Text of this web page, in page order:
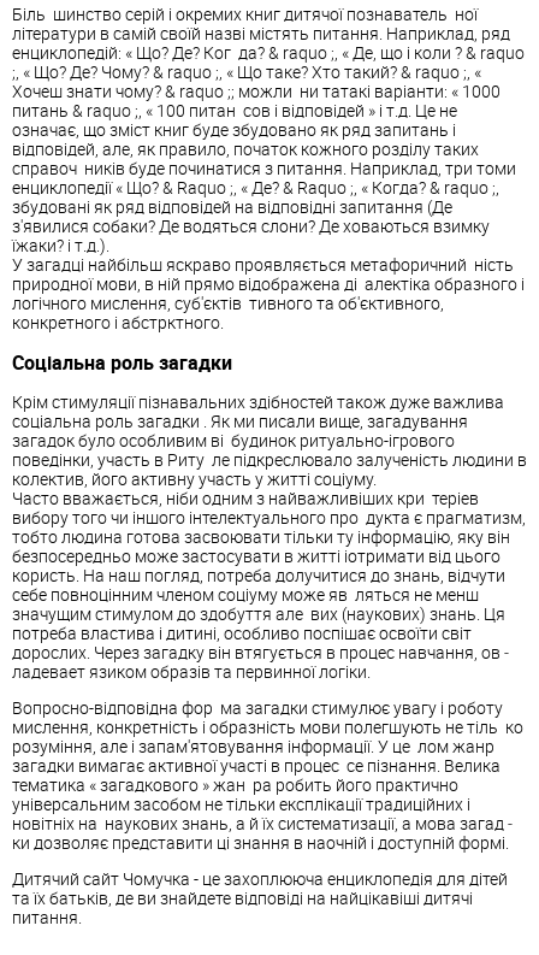
Біль ­ шинство серій і окремих книг дитячої познаватель ­ ної
літератури в самій своїй назві містять питання. Наприклад, ряд
енциклопедій: « Що? Де? Ког ­ да? & raquo ;, « Де, що і коли ? & raquo
;, « Що? Де? Чому? & raquo ;, « Що таке? Хто такий? & raquo ;, «
Хочеш знати чому? & raquo ;; можли ­ ни татакі варіанти: « 1000
питань & raquo ;, « 100 питан ­ сов і відповідей » і т.д. Це не
означає, що зміст книг буде збудовано як ряд запитань і
відповідей, але, як правило, початок кожного розділу таких
справоч ­ ників буде починатися з питання. Наприклад, три томи
енциклопедії « Що? & Raquo ;, « Де? & Raquo ;, « Когда? & raquo ;,
збудовані як ряд відповідей на відповідні запитання (Де
з'явилися собаки? Де водяться слони? Де ховаються взимку
їжаки? і т.д.).
У загадці найбільш яскраво проявляється метафоричний ­ ність
природної мови, в ній прямо відображена ді ­ алектіка образного і
логічного мислення, суб'єктів ­ тивного та об'єктивного,
конкретного і абстрктного.
Соціальна рользагадки
Крім стимуляції пізнавальних здібностей також дуже важлива
соціальна роль загадки . Як ми писали вище, загадування
загадок було особливим ві ­ будинок ритуально-ігрового
поведінки, участь в Риту ­ ле підкреслювало залученість людини в
колектив, його активну участь у житті соціуму.
Часто вважається, ніби одним з найважливіших кри ­ теріев
вибору того чи іншого інтелектуального про ­ дукта є прагматизм,
тобто людина готова засвоювати тільки ту інформацію, яку він
безпосередньо може застосувати в житті іотримати від цього
користь. На наш погляд, потреба долучитися до знань, відчути
себе повноцінним членом соціуму може яв ­ ляться не менш
значущим стимулом до здобуття але ­ вих (наукових) знань. Ця
потреба властива і дитині, особливо поспішає освоїти світ
дорослих. Через загадку він втягується в процес навчання, ов ­
ладевает язиком образів та первинної логіки.
Вопросно-відповідна фор ­ ма загадки стимулює увагу і роботу
мислення, конкретність і образність мови полегшують не тіль ­ ко
розуміння, але і запам'ятовування інформації. У це ­ лом жанр
загадки вимагає активної участі в процес ­ се пізнання. Велика
тематика « загадкового » жан ­ ра робить його практично
універсальним засобом не тільки експлікації традиційних і
новітніх на ­ наукових знань, а й їх систематизації, а мова загад ­
ки дозволяє представити ці знання в наочній і доступній формі.
Дитячий сайт Чомучка - це захоплююча енциклопедія для дітей
та їх батьків, де ви знайдете відповіді на найцікавіші дитячі
питання.